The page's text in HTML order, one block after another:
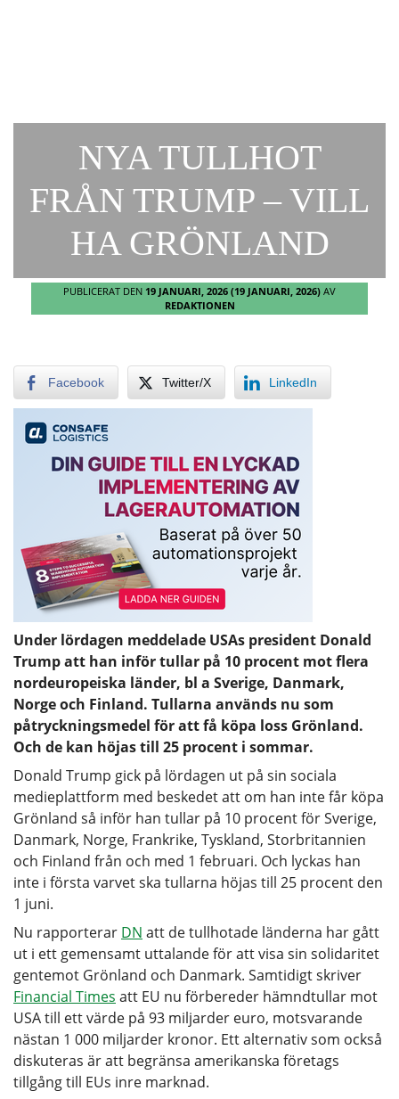
NYA TULLHOT
FRÅN TRUMP – VILL
HA GRÖNLAND
PUBLICERAT DEN 19 JANUARI, 2026 (19 JANUARI, 2026) AV
REDAKTIONEN
Facebook Twitter/X LinkedIn
Under lördagen meddelade USAs president Donald
Trump att han inför tullar på 10 procent mot flera
nordeuropeiska länder, bl a Sverige, Danmark,
Norge och Finland. Tullarna används nu som
påtryckningsmedel för att få köpa loss Grönland.
Och de kan höjas till 25 procent i sommar.
Donald Trump gick på lördagen ut på sin sociala
medieplattform med beskedet att om han inte får köpa
Grönland så inför han tullar på 10 procent för Sverige,
Danmark, Norge, Frankrike, Tyskland, Storbritannien
och Finland från och med 1 februari. Och lyckas han
inte i första varvet ska tullarna höjas till 25 procent den
1 juni.
Nu rapporterar DN att de tullhotade länderna har gått
ut i ett gemensamt uttalande för att visa sin solidaritet
gentemot Grönland och Danmark. Samtidigt skriver
Financial Times att EU nu förbereder hämndtullar mot
USA till ett värde på 93 miljarder euro, motsvarande
nästan 1 000 miljarder kronor. Ett alternativ som också
diskuteras är att begränsa amerikanska företags
tillgång till EUs inre marknad.